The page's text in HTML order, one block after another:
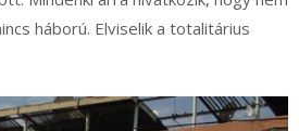
háború. Elviselik a totalitárius